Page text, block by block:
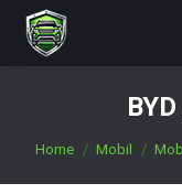
You are here:
Home Mobil